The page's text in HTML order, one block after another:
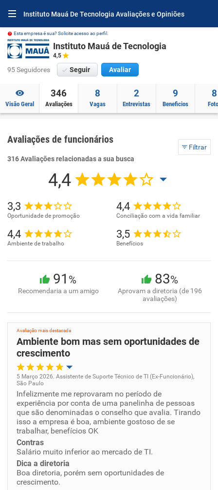
Instituto Mauá De Tecnologia Avaliações e Opiniões
Esta empresa é sua? Solicite acesso ao perfil.
Instituto Mauá de Tecnologia
4,5
95 Seguidores Seguir Avaliar
Visão Geral
346
Avaliações
8
Vagas
2
Entrevistas
9
Beneficios
8
Avaliações de funcionários
Filtrar
316 Avaliações relacionadas a sua busca
4,4
3,3
Oportunidade de promoção
4,4
Conciliação com a vida familiar
4,4
Ambiente de trabalho
3,5
Benefícios
91 %
Recomendaria a um amigo
83%
Aprovam a diretoria (de 196
avaliações)
Avaliação mais destacada
Ambiente bom mas sem oportunidades de
crescimento
Oportunidade de promoção
Ambiente de trabalho
Conciliação com a vida familiar
Benefícios
Não recomenda esta empresa
5 Março 2026. Assistente de Suporte Técnico de TI (Ex-Funcionário),
São Paulo
Infelizmente me reprovaram no período de
experiência por conta de uma panelinha de pessoas
que são denominadas o conselho que avalia. Tirando
isso a empresa é boa, ambiente gostoso de se
trabalhar, benefícios OK
Contras
Salário muito inferior ao mercado de TI.
Dica a diretoria
Boa diretoria, porém sem oportunidades de
crescimento.